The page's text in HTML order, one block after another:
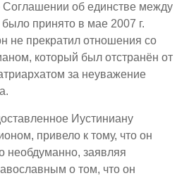
Соглашении об единстве между
принято в мае 2007 г.
не прекратил отношения со
который был отстранён от
за неуважение
Иустиниану
привело к тому, что он
необдуманно, заявляя
о том, что он